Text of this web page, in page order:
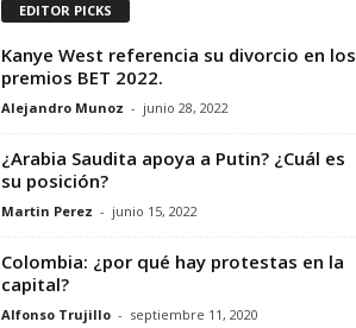
EDITOR PICKS
Kanye West referencia su divorcio en los
premios BET 2022.
Alejandro Munoz - junio 28, 2022
¿Arabia Saudita apoya a Putin? ¿Cuál es
su posición?
Martin Perez - junio 15, 2022
Colombia: ¿por qué hay protestas en la
capital?
Alfonso Trujillo - septiembre 11, 2020